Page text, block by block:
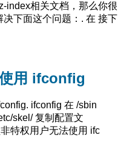
index相关文档，那么你很
下面这个问题：. 在 接下
用 ifconfig
ifconfig 在 /sbin
skel/ 复制配置文
特权用户无法使用 ifc